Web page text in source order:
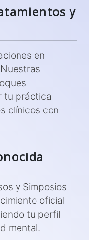
y
en
tu práctica
clínicos con
y Simposios
oficial
tu perfil
mental.